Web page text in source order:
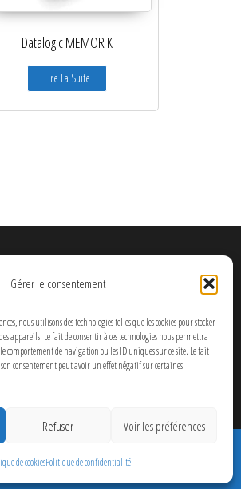
Gérer le consentement
nous utilisons des technologies telles que les cookies pour stocker
appareils. Le fait de consentir à ces technologies nous permettra
comportement de navigation ou les ID uniques sur ce site. Le fait
consentement peut avoir un effet négatif sur certaines
Refuser Voir les préférences
de cookiesPolitique de confidentialité
Datalogic MEMOR K
Lire La Suite